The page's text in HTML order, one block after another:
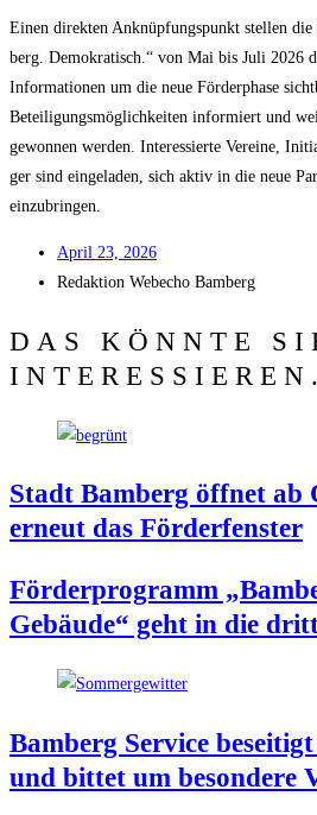
Einen direk­ten Anknüp­fungs­punkt stel­len
berg. Demo­kra­tisch.“ von Mai bis Juli 2026
Infor­ma­tio­nen um die neue För­der­pha­se
Betei­li­gungs­mög­lich­kei­ten infor­miert und
gewon­nen wer­den. Inter­es­sier­te Ver­ei­ne,
ger sind ein­ge­la­den, sich aktiv in die neue
einzubringen.
April 23, 2026
Redak­ti­on Web­echo Bamberg
DAS KÖNNTE
Stadt Bam­berg öff­net ab
erneut das Förderfenster
För­der­pro­gramm
Gebäu­de“ geht in die
Bam­berg Ser­vice
und bit­tet um beson­de­re